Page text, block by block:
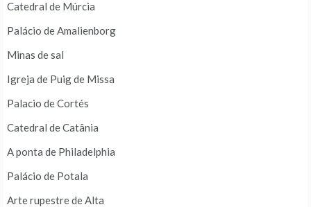
Catedral de Múrcia
Palácio de Amalienborg
Minas de sal
Igreja de Puig de Missa
Palacio de Cortés
Catedral de Catânia
A ponta de Philadelphia
Palácio de Potala
Arte rupestre de Alta